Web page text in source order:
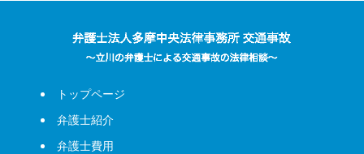
トップページ
弁護士紹介
弁護士費用